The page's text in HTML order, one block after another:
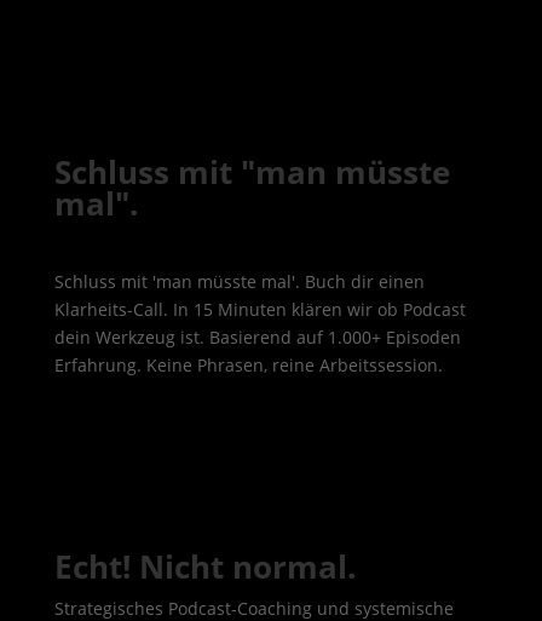
Schluss mit "man müsste
mal".
Schluss mit 'man müsste mal'. Buch dir einen
Klarheits-Call. In 15 Minuten klären wir ob Podcast
dein Werkzeug ist. Basierend auf 1.000+ Episoden
Erfahrung. Keine Phrasen, reine Arbeitssession.
Echt! Nicht normal.
Strategisches Podcast-Coaching und systemische